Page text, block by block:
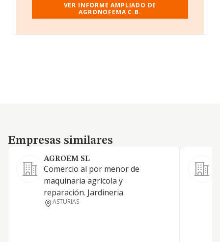
VER INFORME AMPLIADO DE
AGRONOFEMA C.B.
Empresas similares
Empresas similares
AGROEM SL
Comercio al por menor de
maquinaria agrícola y
reparación. Jardineria
ASTURIAS